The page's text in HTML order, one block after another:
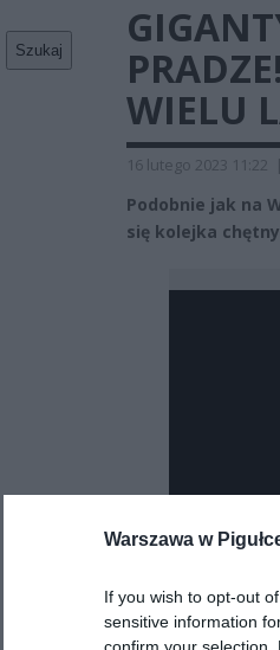
Warszawa w
If you wish to opt-out
sensitive information
Szukaj
WIELU
16 lutego 2023 11:22 |
Podobnie jak na
się kolejka